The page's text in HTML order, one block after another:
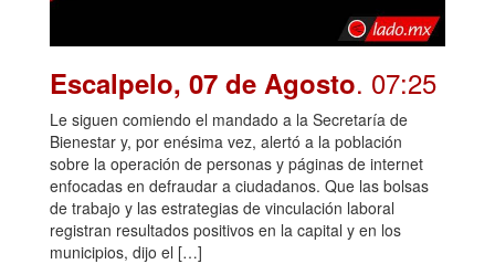
Escalpelo, 07 de Agosto. 07:25
Le siguen comiendo el mandado a la Secretaría de
Bienestar y, por enésima vez, alertó a la población
sobre la operación de personas y páginas de internet
enfocadas en defraudar a ciudadanos. Que las bolsas
de trabajo y las estrategias de vinculación laboral
registran resultados positivos en la capital y en los
municipios, dijo el […]